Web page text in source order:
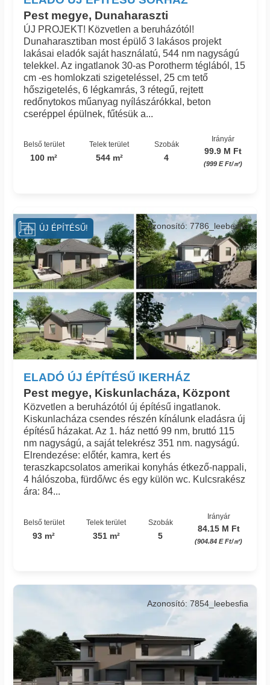
Pest megye, Dunaharaszti
ÚJ PROJEKT! Közvetlen a beruházótól!
Dunaharasztiban most épülő 3 lakásos projekt
lakásai eladók saját használatú, 544 nm nagyságú
telekkel. Az ingatlanok 30-as Porotherm téglából, 15
cm -es homlokzati szigeteléssel, 25 cm tető
hőszigetelés, 6 légkamrás, 3 rétegű, rejtett
redőnytokos műanyag nyílászárókkal, beton
cseréppel épülnek, fűtésük a...
Belső terület
100 m²
Telek terület
544 m²
Szobák
4
Irányár
99.9 M Ft
(999 E Ft/㎡)
ELADÓ ÚJ ÉPÍTÉSŰ IKERHÁZ
Pest megye, Kiskunlacháza, Központ
Azonosító: 7786_leebesfia
Közvetlen a beruházótól új építésű ingatlanok.
Kiskunlacháza csendes részén kínálunk eladásra új
építésű házakat. Az 1. ház nettó 99 nm, bruttó 115
nm nagyságú, a saját telekrész 351 nm. nagyságú.
Elrendezése: előtér, kamra, kert és
teraszkapcsolatos amerikai konyhás étkező-nappali,
4 hálószoba, fürdő/wc és egy külön wc. Kulcsrakész
ára: 84...
Belső terület
93 m²
Telek terület
351 m²
Szobák
5
Irányár
84.15 M Ft
(904.84 E Ft/㎡)
ÚJ ÉPÍTÉSŰ!
Azonosító: 7854_leebesfia